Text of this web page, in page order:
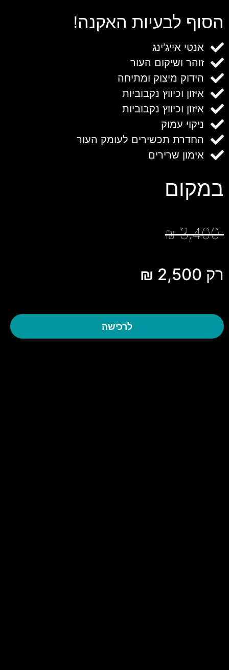
לבעיות האקנה!
אנטי אייג'ינג
זוהר ושיקום העור
הידוק מיצוק ומתיחה
איזון וכיווץ נקבוביות
איזון וכיווץ נקבוביות
ניקוי עמוק
החדרת תכשירים לעומק העור
אימון שרירים
2,500 ₪
לרכישה